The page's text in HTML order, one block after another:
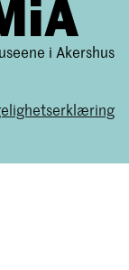
i Akershus